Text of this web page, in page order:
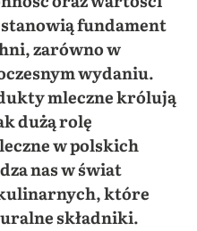
fundament
zarówno w
wydaniu.
mleczne królują
dużą rolę
w polskich
nas w świat
które
składniki.